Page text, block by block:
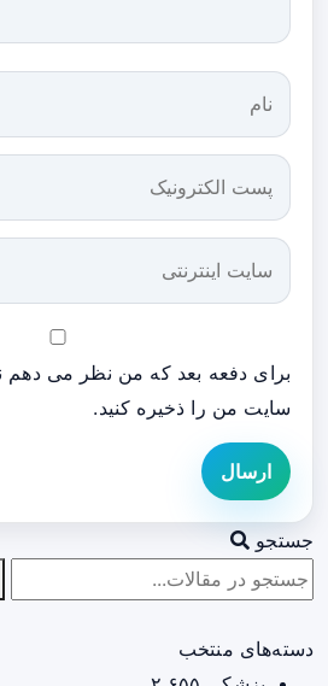
برای دفعه بعد که من نظر می دهم
سایت من را ذخیره کنید.
ارسال
جستجو
دسته‌های منتخب